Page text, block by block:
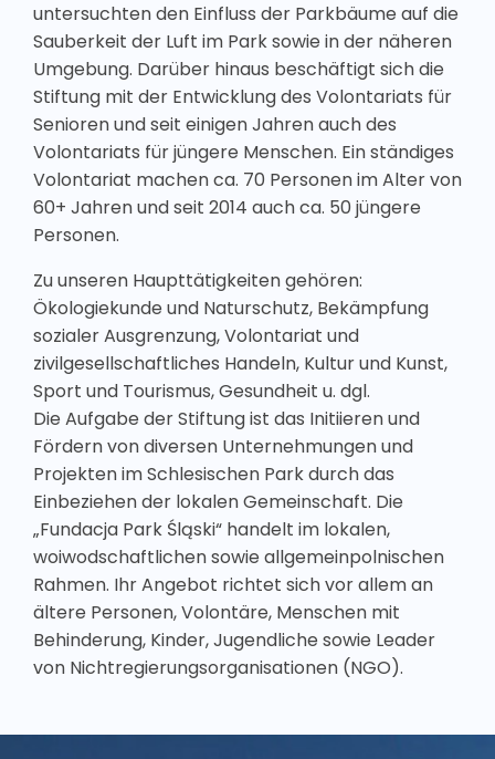
untersuchten den Einfluss der Parkbäume auf die
Sauberkeit der Luft im Park sowie in der näheren
Umgebung. Darüber hinaus beschäftigt sich die
Stiftung mit der Entwicklung des Volontariats für
Senioren und seit einigen Jahren auch des
Volontariats für jüngere Menschen. Ein ständiges
Volontariat machen ca. 70 Personen im Alter von
60+ Jahren und seit 2014 auch ca. 50 jüngere
Personen.
Zu unseren Haupttätigkeiten gehören:
Ökologiekunde und Naturschutz, Bekämpfung
sozialer Ausgrenzung, Volontariat und
zivilgesellschaftliches Handeln, Kultur und Kunst,
Sport und Tourismus, Gesundheit u. dgl.
Die Aufgabe der Stiftung ist das Initiieren und
Fördern von diversen Unternehmungen und
Projekten im Schlesischen Park durch das
Einbeziehen der lokalen Gemeinschaft. Die
„Fundacja Park Śląski“ handelt im lokalen,
woiwodschaftlichen sowie allgemeinpolnischen
Rahmen. Ihr Angebot richtet sich vor allem an
ältere Personen, Volontäre, Menschen mit
Behinderung, Kinder, Jugendliche sowie Leader
von Nichtregierungsorganisationen (NGO).